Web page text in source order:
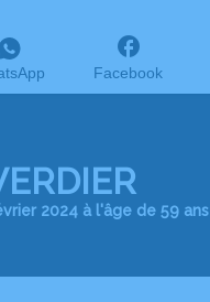
Facebook
2024 à l'âge de 59 ans